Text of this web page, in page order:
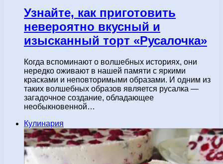
Узнайте, как приготовить
невероятно вкусный и
изысканный торт «Русалочка»
Когда вспоминают о волшебных историях, они
нередко оживают в нашей памяти с яркими
красками и неповторимыми образами. И одним из
таких волшебных образов является русалка —
загадочное создание, обладающее
необыкновенной…
Кулинария